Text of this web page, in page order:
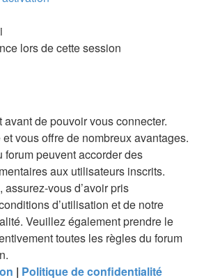
lors de cette session
de pouvoir vous connecter.
et vous offre de nombreux avantages.
forum peuvent accorder des
aux utilisateurs inscrits.
vous d’avoir pris
d’utilisation et de notre
Veuillez également prendre le
toutes les règles du forum
| Politique de confidentialité